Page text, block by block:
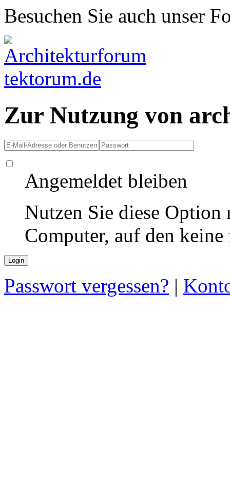
Besuchen Sie auch unser
Zur Nutzung von
Angemeldet bleiben
Nutzen Sie diese
Computer, auf den
Passwort vergessen? |